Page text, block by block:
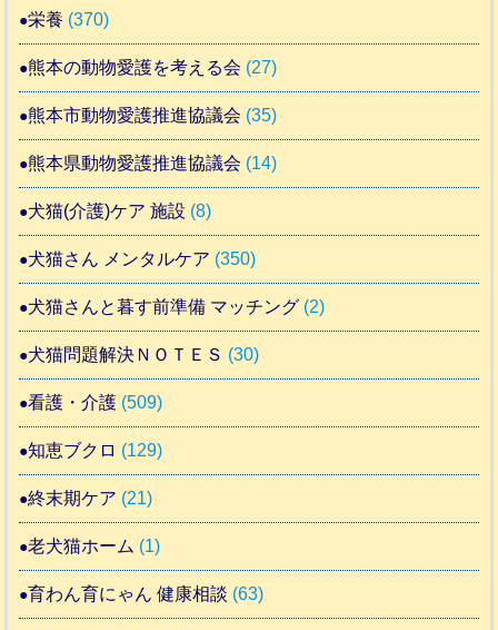
栄養 (370)
熊本の動物愛護を考える会 (27)
熊本市動物愛護推進協議会 (35)
熊本県動物愛護推進協議会 (14)
犬猫(介護)ケア 施設 (8)
犬猫さん メンタルケア (350)
犬猫さんと暮す前準備 マッチング (2)
犬猫問題解決ＮＯＴＥＳ (30)
看護・介護 (509)
知恵ブクロ (129)
終末期ケア (21)
老犬猫ホーム (1)
育わん育にゃん 健康相談 (63)